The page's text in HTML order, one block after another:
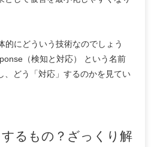
的にどういう技術なのでしょう
（検知と対応） という名前
、どう「対応」するのかを見てい
るもの？ざっくり解